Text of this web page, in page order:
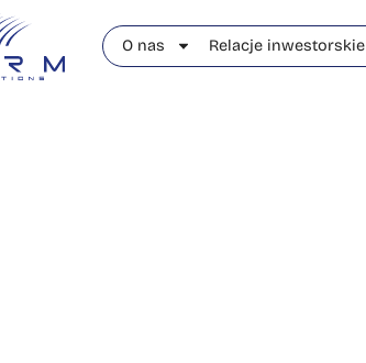
O nas Relacje inwestorskie